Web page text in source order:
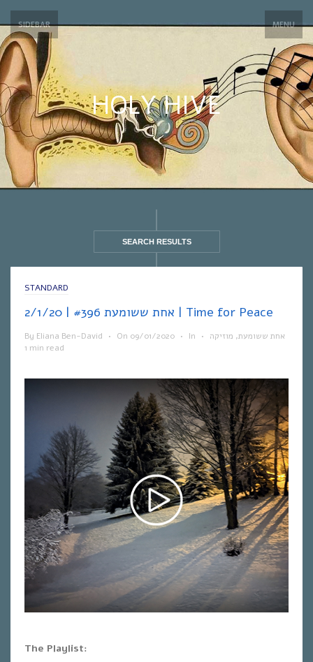
SIDEBAR MENU
HOLY HIVE
SEARCH RESULTS
STANDARD
אחת ששומעת #396 | 2/1/20 | Time for Peace
By Eliana Ben-David • On 09/01/2020 • In אחת ששומעת, מוזיקה
•
1 min read
The Playlist: